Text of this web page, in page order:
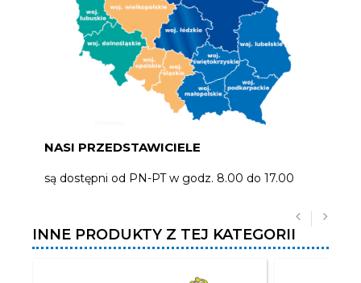
NASI PRZEDSTAWICIELE
są dostępni od PN-PT w godz. 8.00 do 17.00
INNE PRODUKTY Z TEJ KATEGORII